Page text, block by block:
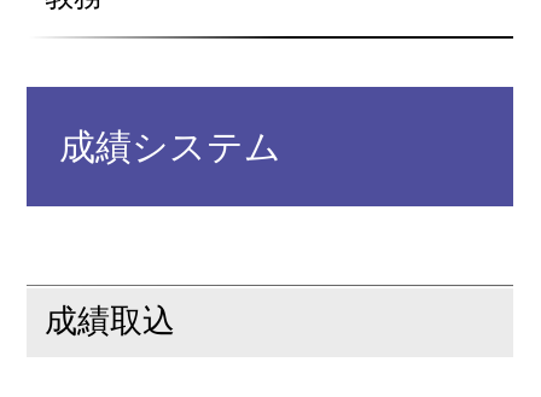
成績システム
成績取込